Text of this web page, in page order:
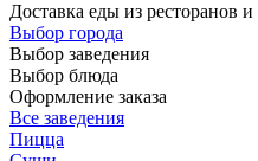
Доставка еды из ресторанов
Выбор города
Выбор заведения
Выбор блюда
Оформление заказа
Все заведения
Пицца